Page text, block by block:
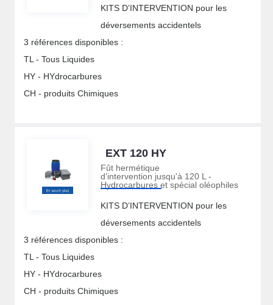
KITS D’INTERVENTION pour les
déversements accidentels
3 références disponibles :
TL - Tous Liquides
HY - HYdrocarbures
CH - produits Chimiques
EXT 120 HY
Fût hermétique
d'intervention jusqu'à 120 L -
Hydrocarbures et spécial oléophiles
KITS D’INTERVENTION pour les
déversements accidentels
3 références disponibles :
TL - Tous Liquides
HY - HYdrocarbures
CH - produits Chimiques